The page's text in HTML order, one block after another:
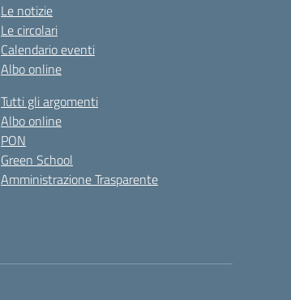
Le notizie
Le circolari
Calendario eventi
Albo online
Tutti gli argomenti
Albo online
PON
Green School
Amministrazione Trasparente